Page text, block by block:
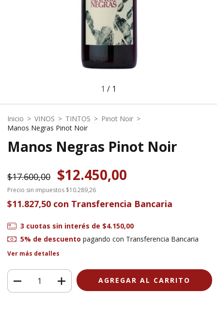
1 / 1
Inicio > VINOS > TINTOS > Pinot Noir >
Manos Negras Pinot Noir
Manos Negras Pinot Noir
$17.600,00 $12.450,00
Precio sin impuestos $10.289,26
$11.827,50 con Transferencia Bancaria
3 cuotas sin interés de $4.150,00
5% de descuento pagando con Transferencia Bancaria
Ver más detalles